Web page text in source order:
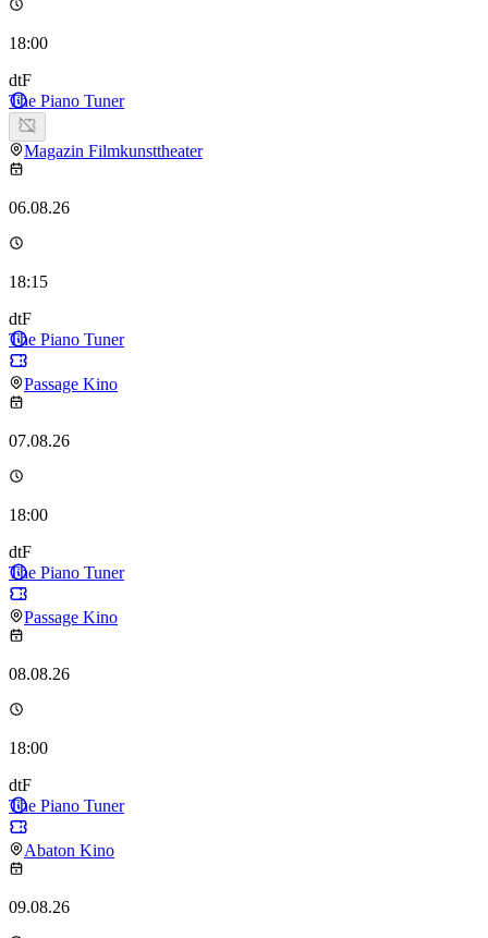
18:00
dtF
The Piano Tuner
Magazin Filmkunsttheater
06.08.26
18:15
dtF
The Piano Tuner
Passage Kino
07.08.26
18:00
dtF
The Piano Tuner
Passage Kino
08.08.26
18:00
dtF
The Piano Tuner
Abaton Kino
09.08.26